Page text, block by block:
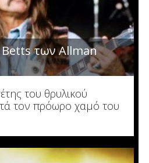
Betts των Allman
του θρυλικού
τον πρόωρο χαμό του